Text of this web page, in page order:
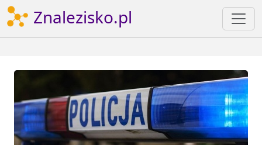
Znalezisko.pl